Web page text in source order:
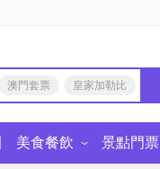
澳門套票 皇家加勒比
美食餐飲 景點門票